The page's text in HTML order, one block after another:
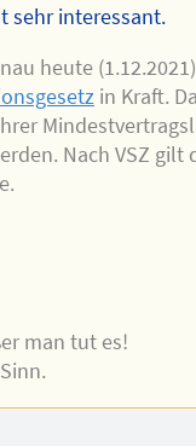
sehr interessant.
heute
in Kraft.
Nach VSZ gilt
man tut es!